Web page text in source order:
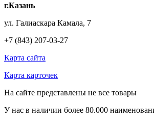
г.Казань
ул. Галиаскара Камала, 7
+7 (843) 207-03-27
Карта сайта
Карта карточек
На сайте представлены не все товары
У нас в наличии более 80.000